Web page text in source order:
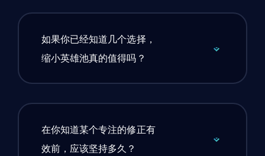
如果你已经知道几个选择，
缩小英雄池真的值得吗？
在你知道某个专注的修正有
效前，应该坚持多久？